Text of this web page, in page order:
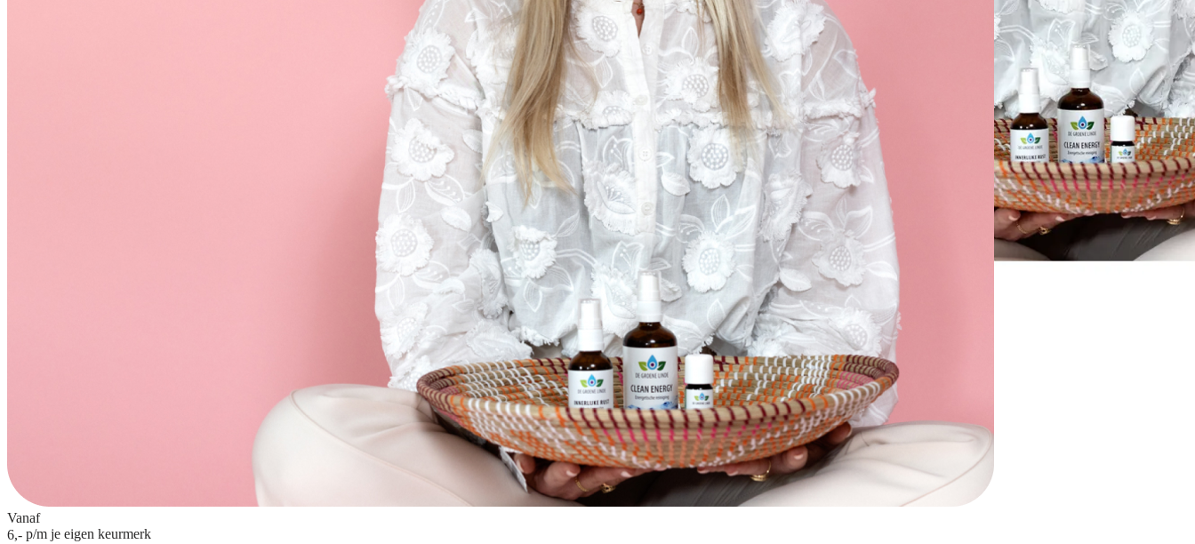
Vanaf
6,- p/m je eigen keurmerk